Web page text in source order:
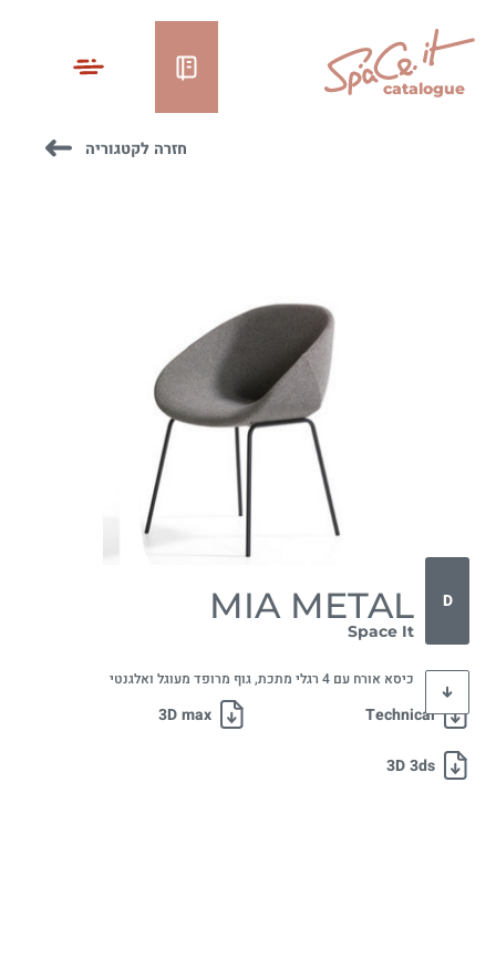
catalogue
חזרה לקטגוריה
D
MIA METAL
Space It
כיסא אורח עם 4 רגלי מתכת, גוף מרופד מעוגל ואלגנטי
Technical
3D max
3D 3ds